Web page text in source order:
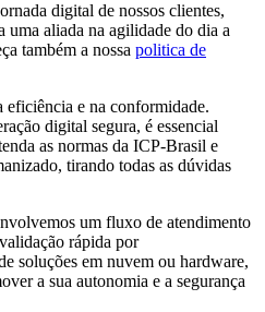
digital de nossos clientes,
uma aliada na agilidade do dia a
também a nossa politica de
eficiência e na conformidade.
digital segura, é essencial
as normas da ICP-Brasil e
tirando todas as dúvidas
um fluxo de atendimento
rápida por
soluções em nuvem ou hardware,
a sua autonomia e a segurança